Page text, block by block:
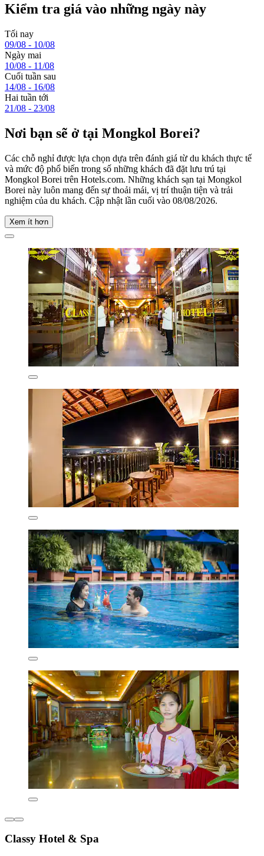
Kiểm tra giá vào những ngày này
Tối nay
09/08 - 10/08
Ngày mai
10/08 - 11/08
Cuối tuần sau
14/08 - 16/08
Hai tuần tới
21/08 - 23/08
Nơi bạn sẽ ở tại Mongkol Borei?
Các chỗ nghỉ được lựa chọn dựa trên đánh giá từ du khách thực tế
và mức độ phổ biến trong số những khách đã đặt lưu trú tại
Mongkol Borei trên Hotels.com. Những khách sạn tại Mongkol
Borei này luôn mang đến sự thoải mái, vị trí thuận tiện và trải
nghiệm của du khách. Cập nhật lần cuối vào 08/08/2026.
Xem ít hơn
Classy Hotel & Spa